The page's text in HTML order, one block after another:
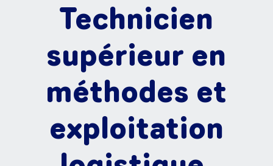
Technicien
supérieur en
méthodes et
exploitation